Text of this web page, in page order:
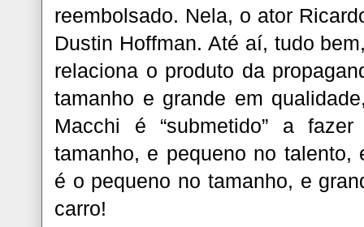
reembolsado. Nela, o ator
Dustin Hoffman. Até aí, tudo
relaciona o produto da
tamanho e grande em
Macchi é “submetido” a
tamanho, e pequeno no talento,
é o pequeno no tamanho, e
carro!